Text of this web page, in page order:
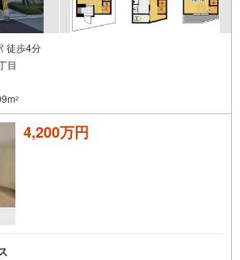
徒歩4分
目
2
4,200万円